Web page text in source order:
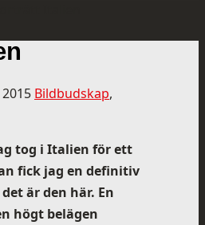
Bildbudskap,
tog i Italien för ett
fick jag en definitiv
är den här. En
högt belägen